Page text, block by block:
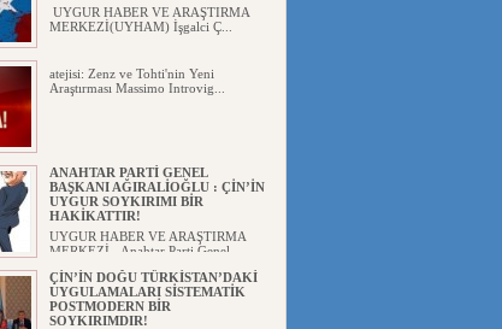
UYGUR HABER VE ARAŞTIRMA
MERKEZİ(UYHAM) İşgalci Ç...
atejisi: Zenz ve Tohti'nin Yeni
Araştırması Massimo Introvig...
ANAHTAR PARTİ GENEL
BAŞKANI AĞIRALİOĞLU : ÇİN’İN
UYGUR SOYKIRIMI BİR
HAKİKATTIR!
UYGUR HABER VE ARAŞTIRMA
MERKEZİ Anahtar Parti Genel
ÇİN’İN DOĞU TÜRKİSTAN’DAKİ
UYGULAMALARI SİSTEMATİK
POSTMODERN BİR
SOYKIRIMDIR!